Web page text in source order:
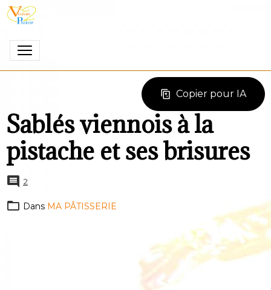
Copier pour IA
Sablés viennois à la
pistache et ses brisures
2
Dans MA PÂTISSERIE